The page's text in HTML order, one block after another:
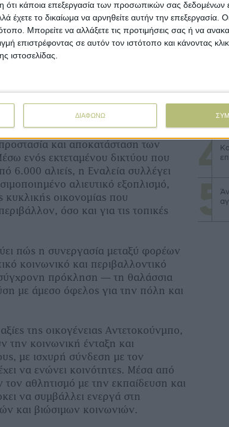
ότι κάποια επεξεργασία των προσωπικών σας δεδομένων
έχετε το δικαίωμα να αρνηθείτε αυτήν την επεξεργασία.
Μπορείτε να αλλάξετε τις προτιμήσεις σας ή να
επιστρέφοντας σε αυτόν τον ιστότοπο και κάνοντας
ιστοσελίδας.
ΔΙΑΦΩΝΩ
στην Ελλάδα, δίνοντας μια δεύτερη
κατέληγαν ως απορρίμματα.
το CAFF συνεργάστηκε με την
βραβευμένη από τον ΟΗΕ, η
και αποκατάσταση των
ενός εκτεταμένου δικτύου που
6.000 αλιείς, η Εναλεία συλλέγει
αλιευτικό εξοπλισμό,
κυκλικής οικονομίας που
όσο και για τις τοπικές
πώς η συνεργασία μεταξύ φορέων
κοινωνικό και περιβαλλοντικό
σύγχρονη πρόκληση — τη θαλάσσια
με άμεσο όφελος για την πόλη και
της οικογένειας Αντετοκούνμπο,
την κοινωνική ένταξη και
με ισχυρή σύνδεση με τον
να ενώνει κοινότητες. Μέσα από
αθλητισμό με την εκπαίδευση και
να συμβάλλει ενεργά στη
και βιώσιμων κοινωνιών.